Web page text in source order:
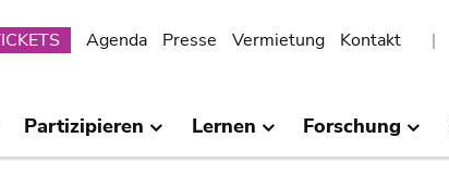
Agenda Presse Vermietung Kontakt
Partizipieren Lernen Forschung